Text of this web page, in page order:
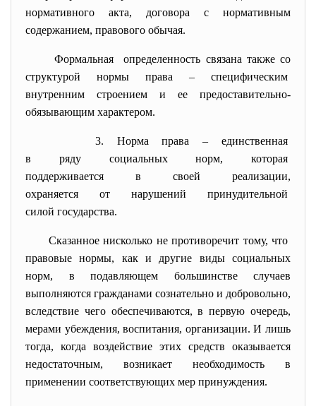
нормативного акта, договора с нормативным
содержанием, правового обычая.
Формальная определенность связана также со
структурой нормы права – специфическим
внутренним строением и ее предоставительно-
обязывающим характером.
3. Норма права – единственная
в ряду социальных норм, которая
поддерживается в своей реализации,
охраняется от нарушений принудительной
силой государства.
Сказанное нисколько не противоречит тому, что
правовые нормы, как и другие виды социальных
норм, в подавляющем большинстве случаев
выполняются гражданами сознательно и добровольно,
вследствие чего обеспечиваются, в первую очередь,
мерами убеждения, воспитания, организации. И лишь
тогда, когда воздействие этих средств оказывается
недостаточным, возникает необходимость в
применении соответствующих мер принуждения.